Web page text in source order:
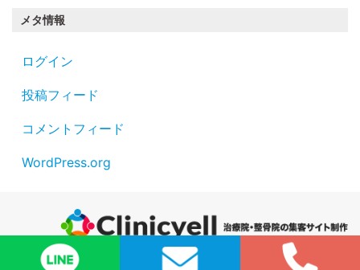
メタ情報
ログイン
投稿フィード
コメントフィード
WordPress.org